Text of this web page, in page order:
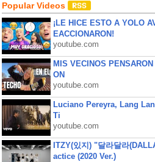
Popular Videos
¡LE HICE ESTO A YOLO
EACCIONARON!
youtube.com
MIS VECINOS
ON
youtube.com
Luciano Pereyra, Lang
Ti
youtube.com
ITZY(있지) "달라달라
actice (2020 Ver.)